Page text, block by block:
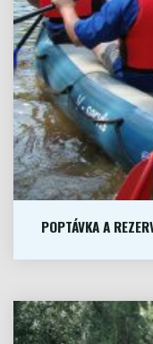
POPTÁVKA A
VÍCE"POPTÁVKA
Doprava